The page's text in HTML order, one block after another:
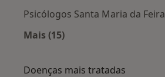
Psicólogos Santa Maria da Feira
Mais (15)
Doenças mais tratadas